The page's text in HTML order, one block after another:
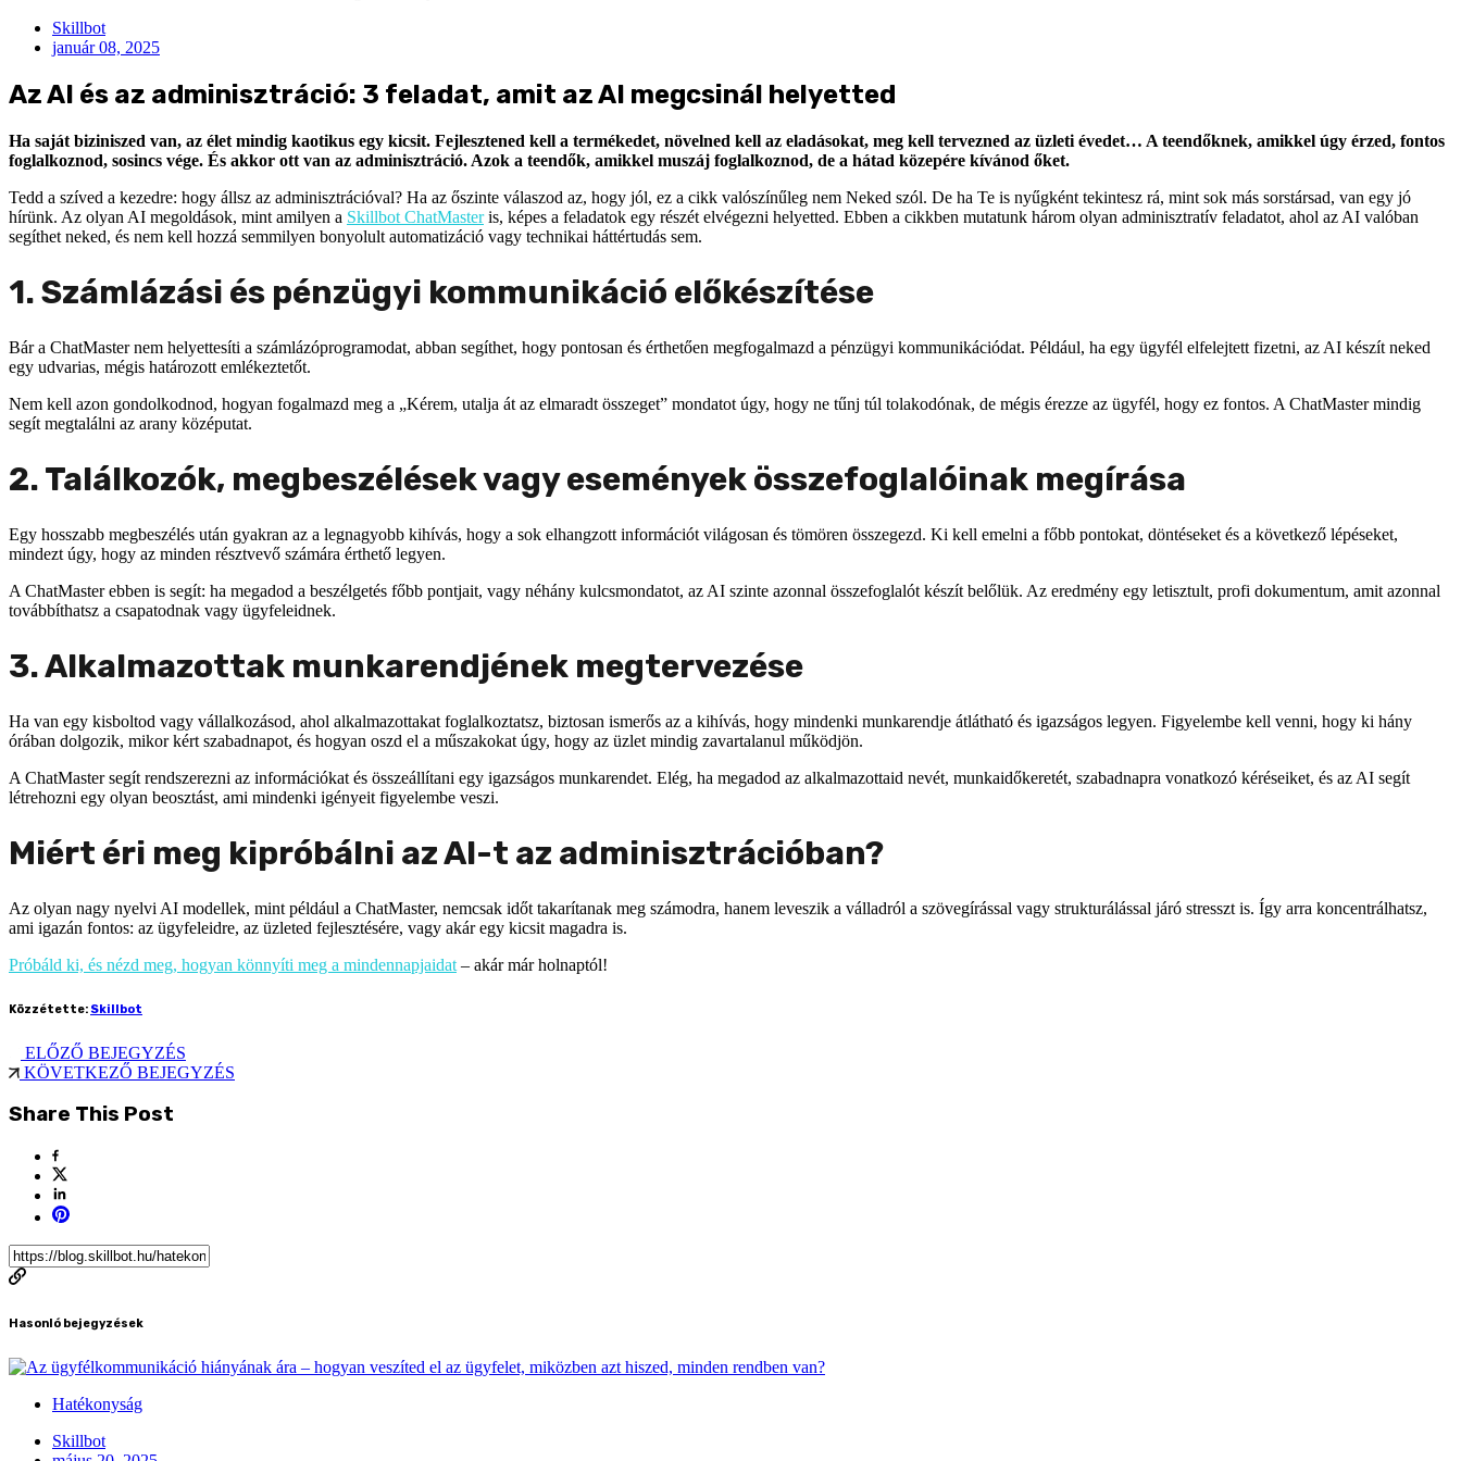
Skillbot
január 08, 2025
Az AI és az adminisztráció: 3 feladat, amit az AI megcsinál helyetted
Ha saját biziniszed van, az élet mindig kaotikus egy kicsit. Fejlesztened kell a termékedet, növelned kell az eladásokat, meg kell tervezned az üzleti évedet… A teendőknek, amikkel úgy érzed, fontos
foglalkoznod, sosincs vége. És akkor ott van az adminisztráció. Azok a teendők, amikkel muszáj foglalkoznod, de a hátad közepére kívánod őket.
Tedd a szíved a kezedre: hogy állsz az adminisztrációval? Ha az őszinte válaszod az, hogy jól, ez a cikk valószínűleg nem Neked szól. De ha Te is nyűgként tekintesz rá, mint sok más sorstársad, van egy jó
hírünk. Az olyan AI megoldások, mint amilyen a Skillbot ChatMasteris, képes a feladatok egy részét elvégezni helyetted. Ebben a cikkben mutatunk három olyan adminisztratív feladatot, ahol az AI valóban
segíthet neked, és nem kell hozzá semmilyen bonyolult automatizáció vagy technikai háttértudás sem.
1. Számlázási és pénzügyi kommunikáció előkészítése
Bár a ChatMaster nem helyettesíti a számlázóprogramodat, abban segíthet, hogy pontosan és érthetően megfogalmazd a pénzügyi kommunikációdat. Például, ha egy ügyfél elfelejtett fizetni, az AI készít neked
egy udvarias, mégis határozott emlékeztetőt.
Nem kell azon gondolkodnod, hogyan fogalmazd meg a „Kérem, utalja át az elmaradt összeget” mondatot úgy, hogy ne tűnj túl tolakodónak, de mégis érezze az ügyfél, hogy ez fontos. A ChatMaster mindig
segít megtalálni az arany középutat.
2. Találkozók, megbeszélések vagy események összefoglalóinak megírása
Egy hosszabb megbeszélés után gyakran az a legnagyobb kihívás, hogy a sok elhangzott információt világosan és tömören összegezd. Ki kell emelni a főbb pontokat, döntéseket és a következő lépéseket,
mindezt úgy, hogy az minden résztvevő számára érthető legyen.
A ChatMaster ebben is segít: ha megadod a beszélgetés főbb pontjait, vagy néhány kulcsmondatot, az AI szinte azonnal összefoglalót készít belőlük. Az eredmény egy letisztult, profi dokumentum, amit azonnal
továbbíthatsz a csapatodnak vagy ügyfeleidnek.
3. Alkalmazottak munkarendjének megtervezése
Ha van egy kisboltod vagy vállalkozásod, ahol alkalmazottakat foglalkoztatsz, biztosan ismerős az a kihívás, hogy mindenki munkarendje átlátható és igazságos legyen. Figyelembe kell venni, hogy ki hány
órában dolgozik, mikor kért szabadnapot, és hogyan oszd el a műszakokat úgy, hogy az üzlet mindig zavartalanul működjön.
A ChatMaster segít rendszerezni az információkat és összeállítani egy igazságos munkarendet. Elég, ha megadod az alkalmazottaid nevét, munkaidőkeretét, szabadnapra vonatkozó kéréseiket, és az AI segít
létrehozni egy olyan beosztást, ami mindenki igényeit figyelembe veszi.
Miért éri meg kipróbálni az AI-t az adminisztrációban?
Az olyan nagy nyelvi AI modellek, mint például a ChatMaster, nemcsak időt takarítanak meg számodra, hanem leveszik a válladról a szövegírással vagy strukturálással járó stresszt is. Így arra koncentrálhatsz,
ami igazán fontos: az ügyfeleidre, az üzleted fejlesztésére, vagy akár egy kicsit magadra is.
Próbáld ki, és nézd meg, hogyan könnyíti meg a mindennapjaidat – akár már holnaptól!
Közzétette: Skillbot
ELŐZŐ BEJEGYZÉS
KÖVETKEZŐ BEJEGYZÉS
Share This Post
Hasonló bejegyzések
Hatékonyság
Skillbot